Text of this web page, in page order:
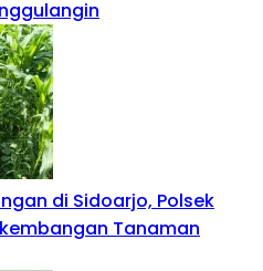
di Sidoarjo, Polsek
Tanaman